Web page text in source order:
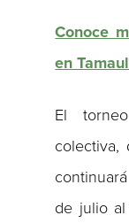
Conoce
en
El
de julio al